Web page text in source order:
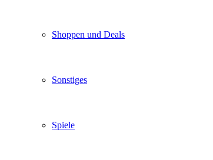
Shoppen und Deals
Sonstiges
Spiele